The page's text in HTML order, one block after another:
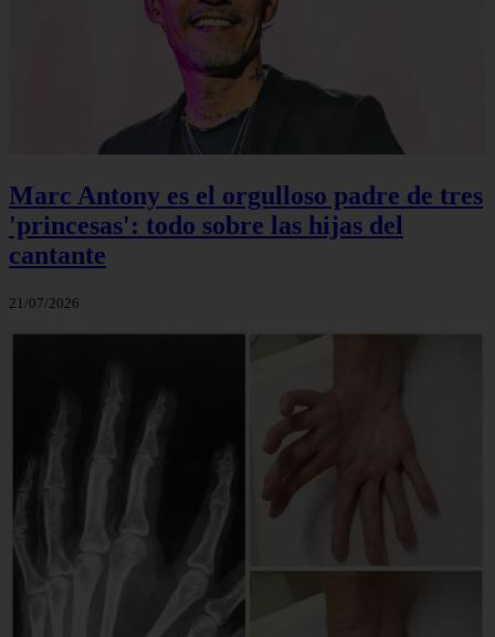
Marc Antony es el orgulloso padre de tres
'princesas': todo sobre las hijas del
cantante
21/07/2026